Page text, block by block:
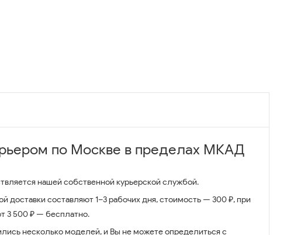
по Москве в пределах МКАД
нашей собственной курьерской службой.
доставки составляют 1–3 рабочих дня, стоимость — 300 ₽, при
3 500 ₽ — бесплатно.
несколько моделей, и Вы не можете определиться с